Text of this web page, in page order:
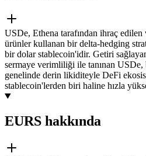
USDe, Ethena tarafından ihraç
ürünler kullanan bir delta-hedging
bir dolar stablecoin'idir. Getiri
sermaye verimliliği ile tanınan
genelinde derin likiditeyle DeFi
stablecoin'lerden biri haline hızla
EURS hakkında